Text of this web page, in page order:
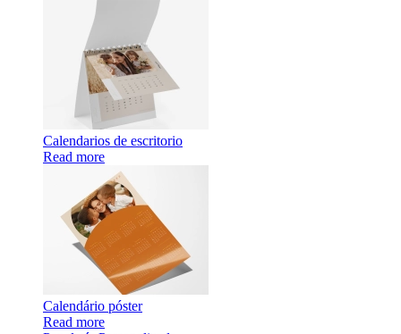
Calendarios de escritorio
Read more
Calendário póster
Read more